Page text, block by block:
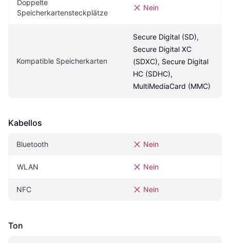
Doppelte
Speicherkartensteckplätze
Nein
Kompatible Speicherkarten
Secure Digital (SD),
Secure Digital XC
(SDXC), Secure Digital
HC (SDHC),
MultiMediaCard (MMC)
Kabellos
Bluetooth Nein
WLAN Nein
NFC Nein
Ton